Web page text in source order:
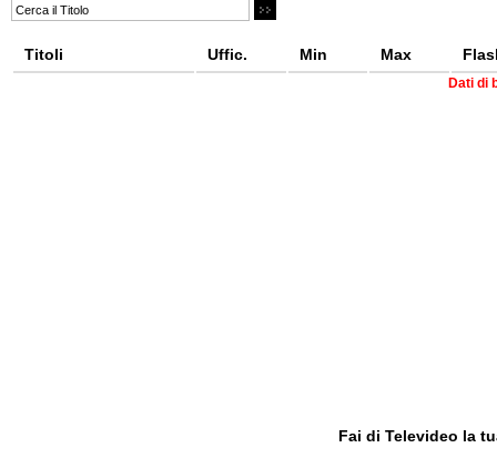
Titoli Uffic. Min Max
Dati di
Fai di Televideo la